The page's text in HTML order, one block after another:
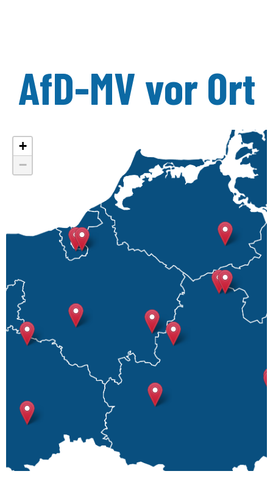
AfD-MV vor Ort